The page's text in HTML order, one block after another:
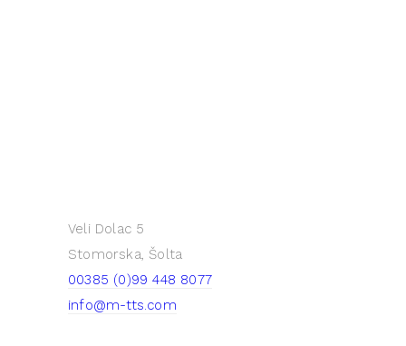
Veli Dolac 5
Stomorska, Šolta
00385 (0)99 448 8077
info@m-tts.com